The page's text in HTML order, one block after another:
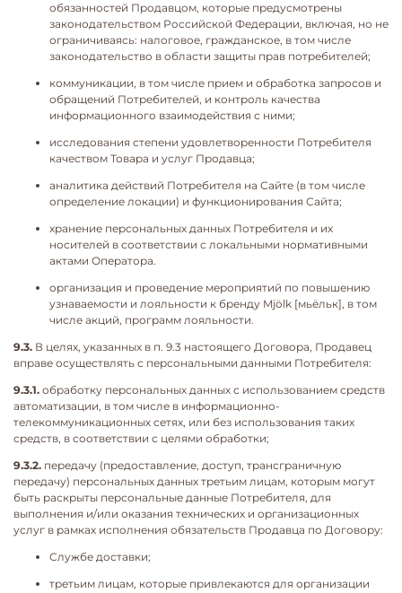
обязанностей Продавцом, которые предусмотрены
законодательством Российской Федерации, включая, но не
ограничиваясь: налоговое, гражданское, в том числе
законодательство в области защиты прав потребителей;
коммуникации, в том числе прием и обработка запросов и
обращений Потребителей, и контроль качества
информационного взаимодействия с ними;
исследования степени удовлетворенности Потребителя
качеством Товара и услуг Продавца;
аналитика действий Потребителя на Сайте (в том числе
определение локации) и функционирования Сайта;
хранение персональных данных Потребителя и их
носителей в соответствии с локальными нормативными
актами Оператора.
организация и проведение мероприятий по повышению
узнаваемости и лояльности к бренду Mjölk [мьёльк], в том
числе акций, программ лояльности.
9.3. В целях, указанных в п. 9.3 настоящего Договора, Продавец
вправе осуществлять с персональными данными Потребителя:
9.3.1. обработку персональных данных с использованием средств
автоматизации, в том числе в информационно-
телекоммуникационных сетях, или без использования таких
средств, в соответствии с целями обработки;
9.3.2. передачу (предоставление, доступ, трансграничную
передачу) персональных данных третьим лицам, которым могут
быть раскрыты персональные данные Потребителя, для
выполнения и/или оказания технических и организационных
услуг в рамках исполнения обязательств Продавца по Договору:
Службе доставки;
третьим лицам, которые привлекаются для организации